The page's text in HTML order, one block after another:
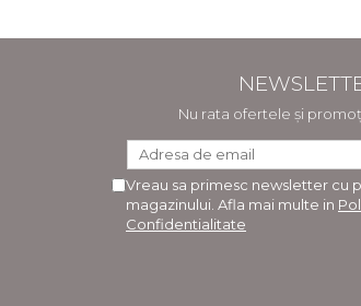
Nu rata ofertele și
Vreau sa primesc newsletter cu
magazinului. Afla mai multe in
Confidentialitate